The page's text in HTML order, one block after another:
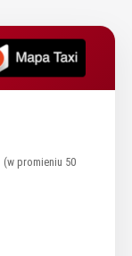
(w promieniu 50